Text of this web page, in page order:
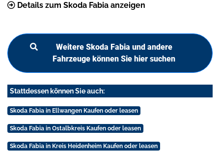
Details zum Skoda Fabia anzeigen
Weitere Skoda Fabia und andere
Fahrzeuge können Sie hier suchen
Stattdessen können Sie auch:
Skoda Fabia in Ellwangen Kaufen oder leasen
Skoda Fabia in Ostalbkreis Kaufen oder leasen
Skoda Fabia in Kreis Heidenheim Kaufen oder leasen